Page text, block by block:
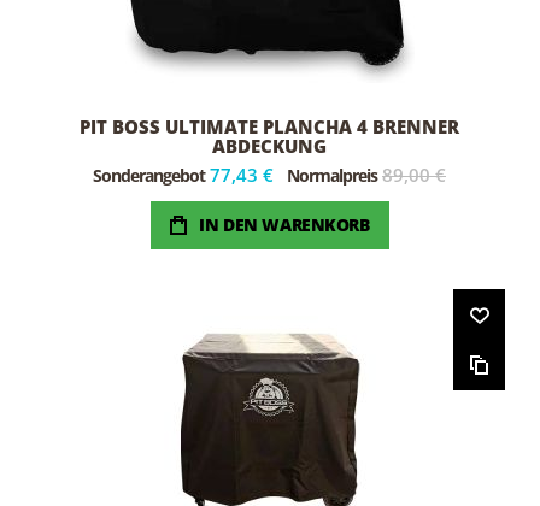
PIT BOSS ULTIMATE PLANCHA 4 BRENNER
ABDECKUNG
Sonderangebot 77,43 € Normalpreis 89,00 €
IN DEN WARENKORB